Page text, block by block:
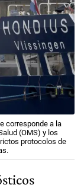
corresponde a la
(OMS) y los
protocolos de